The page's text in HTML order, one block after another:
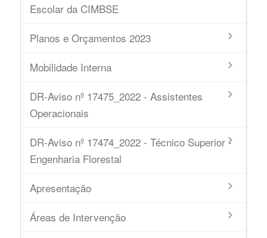
Escolar da CIMBSE
Planos e Orçamentos 2023
Mobilidade Interna
DR-Aviso nº 17475_2022 - Assistentes
Operacionais
DR-Aviso nº 17474_2022 - Técnico Superior -
Engenharia Florestal
Apresentação
Áreas de Intervenção